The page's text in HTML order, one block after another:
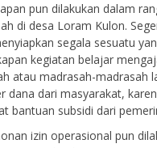
pun dilakukan dalam
di desa Loram Kulon.
segala sesuatu
kegiatan belajar
atau madrasah-madrasah
dana dari masyarakat,
bantuan subsidi dari
izin operasional pun